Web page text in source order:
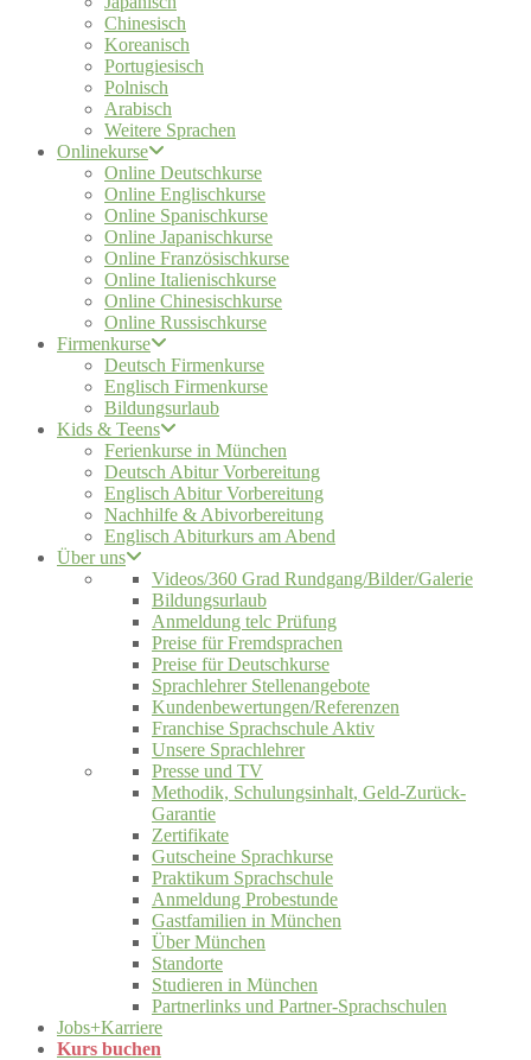
Chinesisch
Koreanisch
Portugiesisch
Polnisch
Arabisch
Weitere Sprachen
Onlinekurse
Online Deutschkurse
Online Englischkurse
Online Spanischkurse
Online Japanischkurse
Online Französischkurse
Online Italienischkurse
Online Chinesischkurse
Online Russischkurse
Firmenkurse
Deutsch Firmenkurse
Englisch Firmenkurse
Bildungsurlaub
Kids & Teens
Ferienkurse in München
Deutsch Abitur Vorbereitung
Englisch Abitur Vorbereitung
Nachhilfe & Abivorbereitung
Englisch Abiturkurs am Abend
Über uns
Videos/360 Grad Rundgang/Bilder/Galerie
Bildungsurlaub
Anmeldung telc Prüfung
Preise für Fremdsprachen
Preise für Deutschkurse
Sprachlehrer Stellenangebote
Kundenbewertungen/Referenzen
Franchise Sprachschule Aktiv
Unsere Sprachlehrer
Presse und TV
Methodik, Schulungsinhalt, Geld-Zurück-
Garantie
Zertifikate
Gutscheine Sprachkurse
Praktikum Sprachschule
Anmeldung Probestunde
Gastfamilien in München
Über München
Standorte
Studieren in München
Partnerlinks und Partner-Sprachschulen
Jobs+Karriere
Kurs buchen